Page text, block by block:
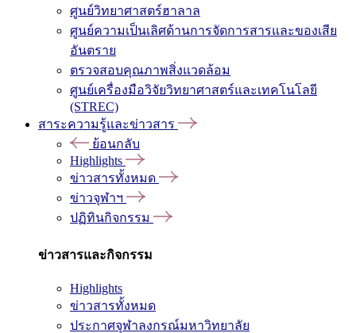
ศูนย์วิทยาศาสตร์ฮาลาล
ศูนย์ความเป็นเลิศด้านการจัดการสารและของเสีย
อันตราย
ตรวจสอบคุณภาพสิ่งแวดล้อม
ศูนย์เครื่องมือวิจัยวิทยาศาสตร์และเทคโนโลยี
(STREC)
สาระความรู้และข่าวสาร
ย้อนกลับ
Highlights
ข่าวสารทั้งหมด
ข่าวจุฬาฯ
ปฏิทินกิจกรรม
ข่าวสารและกิจกรรม
Highlights
ข่าวสารทั้งหมด
ประกาศจุฬาลงกรณ์มหาวิทยาลัย